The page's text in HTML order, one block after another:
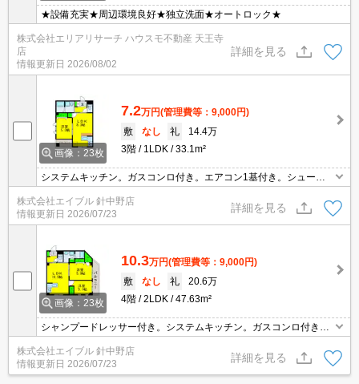
★設備充実★周辺環境良好★独立洗面★オートロック★
株式会社エリアリサーチ ハウスモ不動産 天王寺
店
情報更新日 2026/08/02
詳細を見る
画像：23枚
7.2万円(管理費等：9,000円)
敷
なし 礼
14.4万
3階
1LDK 33.1m²
システムキッチン。ガスコンロ付き。エアコン1基付き。シューズ
株式会社エイブル 針中野店
情報更新日 2026/07/23
詳細を見る
画像：23枚
10.3万円(管理費等：9,000円)
敷
なし 礼
20.6万
4階
2LDK 47.63m²
シャンプードレッサー付き。システムキッチン。ガスコンロ付き。
株式会社エイブル 針中野店
情報更新日 2026/07/23
詳細を見る